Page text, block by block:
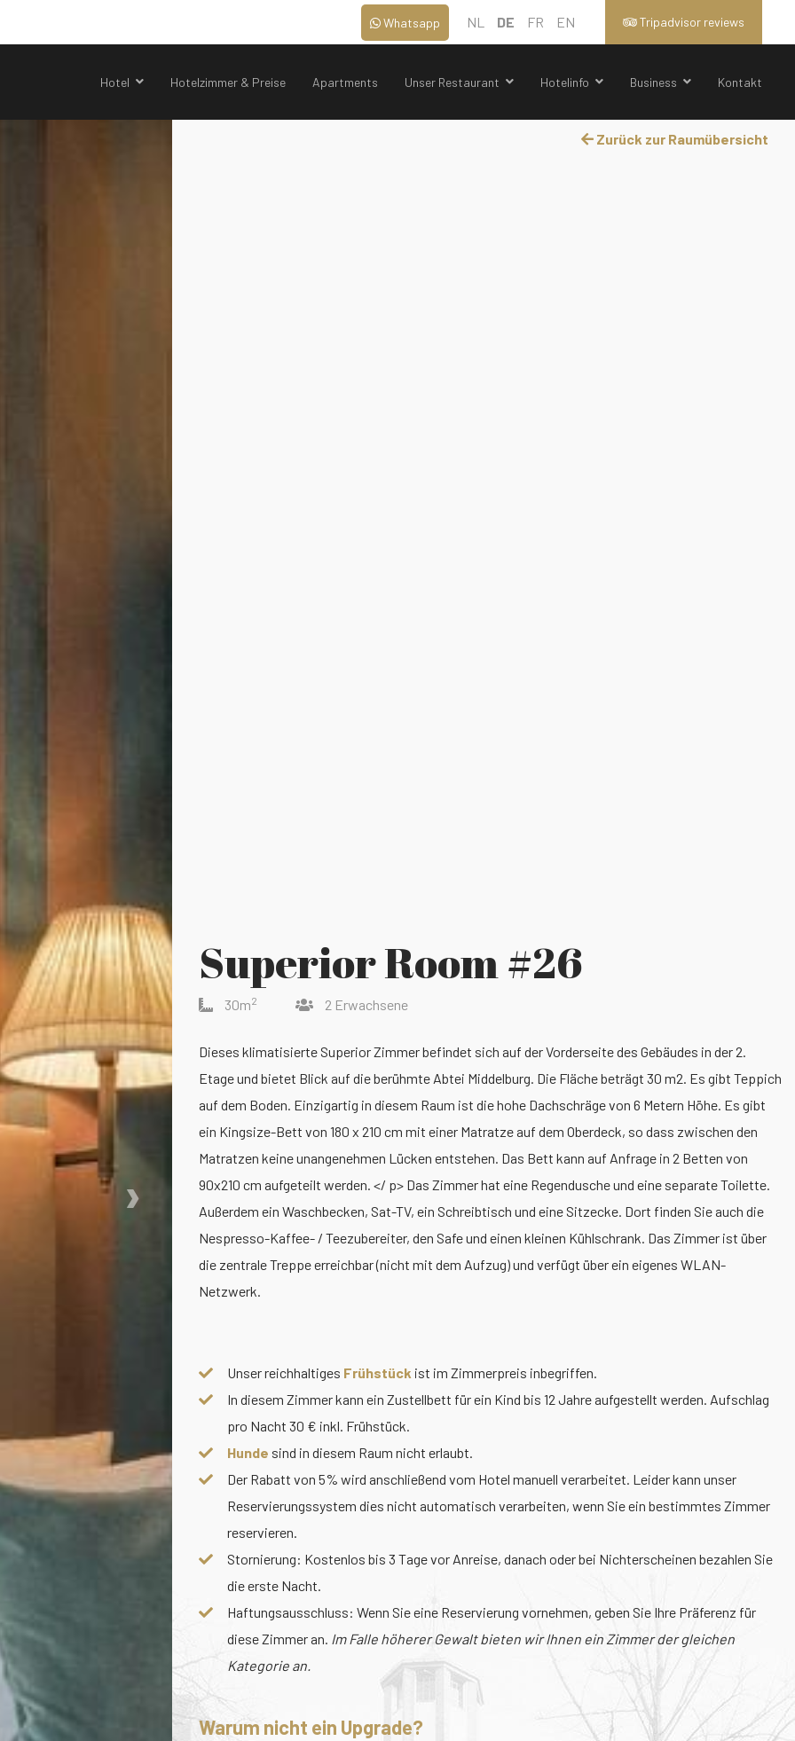
Tripadvisor reviews
NL DE FR EN
Whatsapp
Hotel Hotelzimmer & Preise Apartments Unser Restaurant Hotelinfo Business Kontakt
Zurück zur Raumübersicht
›
Superior Room #26
30m2 2 Erwachsene
Dieses klimatisierte Superior Zimmer befindet sich auf der Vorderseite des Gebäudes in der 2.
Etage und bietet Blick auf die berühmte Abtei Middelburg. Die Fläche beträgt 30 m2. Es gibt Teppich
auf dem Boden. Einzigartig in diesem Raum ist die hohe Dachschräge von 6 Metern Höhe. Es gibt
ein Kingsize-Bett von 180 x 210 cm mit einer Matratze auf dem Oberdeck, so dass zwischen den
Matratzen keine unangenehmen Lücken entstehen. Das Bett kann auf Anfrage in 2 Betten von
90x210 cm aufgeteilt werden. </ p> Das Zimmer hat eine Regendusche und eine separate Toilette.
Außerdem ein Waschbecken, Sat-TV, ein Schreibtisch und eine Sitzecke. Dort finden Sie auch die
Nespresso-Kaffee- / Teezubereiter, den Safe und einen kleinen Kühlschrank. Das Zimmer ist über
die zentrale Treppe erreichbar (nicht mit dem Aufzug) und verfügt über ein eigenes WLAN-
Netzwerk.
Unser reichhaltiges Frühstück ist im Zimmerpreis inbegriffen.
In diesem Zimmer kann ein Zustellbett für ein Kind bis 12 Jahre aufgestellt werden. Aufschlag
pro Nacht 30 € inkl. Frühstück.
Hunde sind in diesem Raum nicht erlaubt.
Der Rabatt von 5% wird anschließend vom Hotel manuell verarbeitet. Leider kann unser
Reservierungssystem dies nicht automatisch verarbeiten, wenn Sie ein bestimmtes Zimmer
reservieren.
Stornierung: Kostenlos bis 3 Tage vor Anreise, danach oder bei Nichterscheinen bezahlen Sie
die erste Nacht.
Haftungsausschluss: Wenn Sie eine Reservierung vornehmen, geben Sie Ihre Präferenz für
diese Zimmer an. Im Falle höherer Gewalt bieten wir Ihnen ein Zimmer der gleichen
Kategorie an.
Warum nicht ein Upgrade?